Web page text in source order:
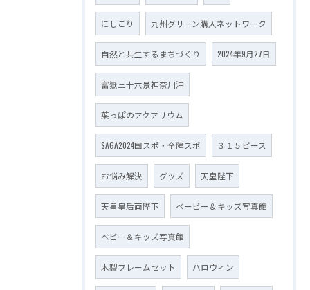
にしごり 九州グリーン購入ネットワーク
自然と共生するまちづくり 2024年9月27日
富嶽三十六景神奈川沖
葉っぱのアクアリウム
SAGA2024国スポ・全障スポ ３１５ピース
お悩み解決 グッズ 天皇陛下
天皇皇后両陛下 ベービー＆キッズ写真館
ベビー＆キッズ写真館
木製フレームセット ハロウィン